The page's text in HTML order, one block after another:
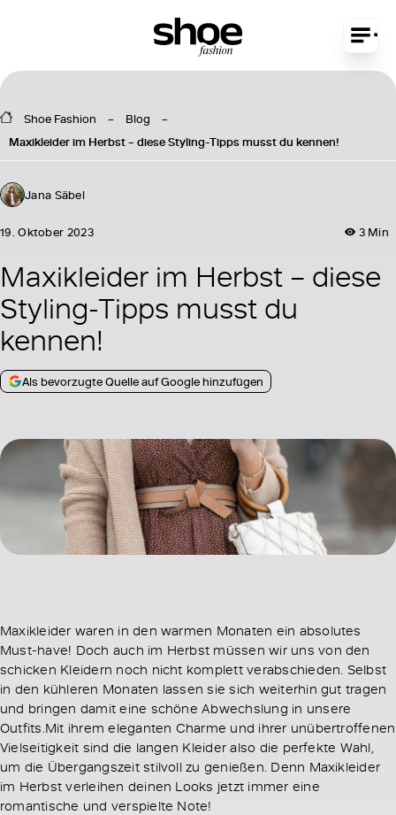
Shoe Fashion
Blog
Maxikleider im Herbst – diese Styling-Tipps musst du kennen!
Jana Säbel
3 Min
19. Oktober 2023
Maxikleider im Herbst – diese
Styling-Tipps musst du
kennen!
Als bevorzugte Quelle auf Google hinzufügen
Maxikleider waren in den warmen Monaten ein absolutes
Must-have! Doch auch im Herbst müssen wir uns von den
schicken Kleidern noch nicht komplett verabschieden. Selbst
in den kühleren Monaten lassen sie sich weiterhin gut tragen
und bringen damit eine schöne Abwechslung in unsere
Outfits.Mit ihrem eleganten Charme und ihrer unübertroffenen
Vielseitigkeit sind die langen Kleider also die perfekte Wahl,
um die Übergangszeit stilvoll zu genießen. Denn Maxikleider
im Herbst verleihen deinen Looks jetzt immer eine
romantische und verspielte Note!